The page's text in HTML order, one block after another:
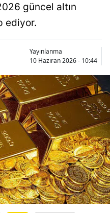
güncel altın
ediyor.
Yayınlanma
10 Haziran 2026 - 10:44